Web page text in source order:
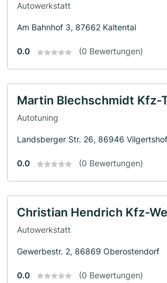
Autowerkstatt
Am Bahnhof 3, 87662 Kaltental
0.0 (0 Bewertungen)
Martin Blechschmidt Kfz-
Autotuning
Landsberger Str. 26, 86946
0.0 (0 Bewertungen)
Christian Hendrich Kfz-
Autowerkstatt
Gewerbestr. 2, 86869 Oberostendorf
0.0 (0 Bewertungen)